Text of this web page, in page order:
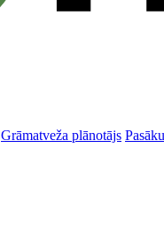
Grāmatveža plānotājs